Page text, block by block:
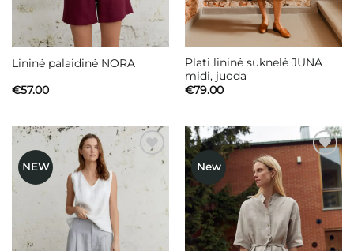
Lininė palaidinė NORA
€57.00
Plati lininė suknelė JUNA
midi, juoda
€79.00
NEW
Mėgstamiausias
New
Mėgstamiausias